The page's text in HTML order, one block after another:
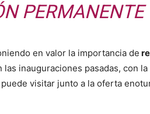
PERMANENTE
en valor la importancia de
inauguraciones pasadas, con
visitar junto a la oferta